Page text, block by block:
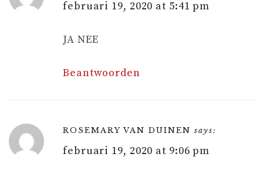
februari 19, 2020 at 5:41 pm
JA NEE
Beantwoorden
ROSEMARY VAN DUINEN says:
februari 19, 2020 at 9:06 pm